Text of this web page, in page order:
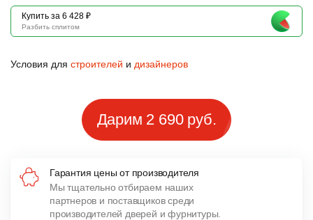
Купить за 6 428 ₽
Разбить сплитом
Условия для строителей и дизайнеров
Дарим 2 690 руб.
Гарантия цены от производителя
Мы тщательно отбираем наших
партнеров и поставщиков среди
производителей дверей и фурнитуры.